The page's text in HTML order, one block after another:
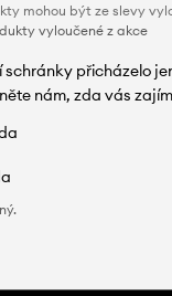
mohou být ze slevy
vyloučené z akce
přicházelo
nám, zda vás